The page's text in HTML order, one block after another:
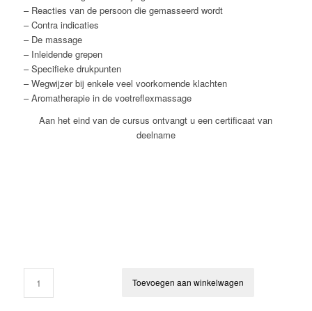
– Reacties van de persoon die gemasseerd wordt
– Contra indicaties
– De massage
– Inleidende grepen
– Specifieke drukpunten
– Wegwijzer bij enkele veel voorkomende klachten
– Aromatherapie in de voetreflexmassage
Aan het eind van de cursus ontvangt u een certificaat van
deelname
Toevoegen aan winkelwagen